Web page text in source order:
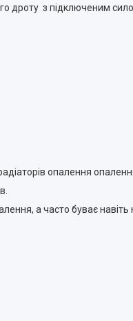
дроту з підключеним
опалення
а часто буває